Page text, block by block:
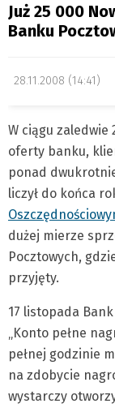
Już 25 000
Banku
28.11.2008 (14:41)
W ciągu zaledwie
oferty banku,
ponad
liczył do końca
dużej mierze
Pocztowych,
przyjęty.
17 listopada
„Konto pełne
pełnej godzinie
na zdobycie
wystarczy